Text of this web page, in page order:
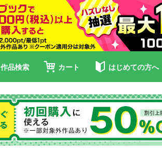
作品検索 カート はじめての方へ